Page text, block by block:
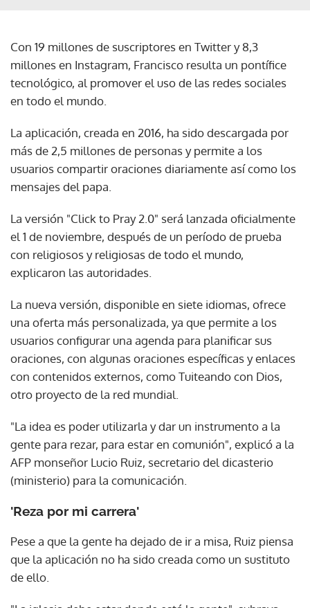
Con 19 millones de suscriptores en Twitter y 8,3
millones en Instagram, Francisco resulta un pontífice
tecnológico, al promover el uso de las redes sociales
en todo el mundo.
La aplicación, creada en 2016, ha sido descargada por
más de 2,5 millones de personas y permite a los
usuarios compartir oraciones diariamente así como los
mensajes del papa.
La versión "Click to Pray 2.0" será lanzada oficialmente
el 1 de noviembre, después de un período de prueba
con religiosos y religiosas de todo el mundo,
explicaron las autoridades.
La nueva versión, disponible en siete idiomas, ofrece
una oferta más personalizada, ya que permite a los
usuarios configurar una agenda para planificar sus
oraciones, con algunas oraciones específicas y enlaces
con contenidos externos, como Tuiteando con Dios,
otro proyecto de la red mundial.
"La idea es poder utilizarla y dar un instrumento a la
gente para rezar, para estar en comunión", explicó a la
AFP monseñor Lucio Ruiz, secretario del dicasterio
(ministerio) para la comunicación.
'Reza por mi carrera'
Pese a que la gente ha dejado de ir a misa, Ruiz piensa
que la aplicación no ha sido creada como un sustituto
de ello.